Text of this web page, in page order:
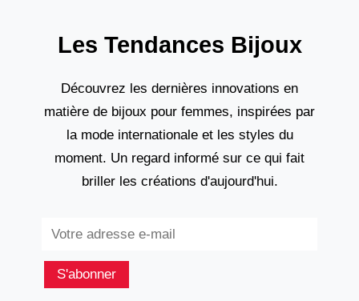
Les Tendances Bijoux
Découvrez les dernières innovations en
matière de bijoux pour femmes, inspirées par
la mode internationale et les styles du
moment. Un regard informé sur ce qui fait
briller les créations d'aujourd'hui.
S'abonner